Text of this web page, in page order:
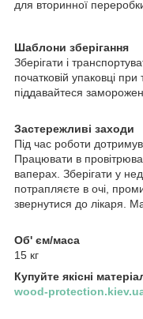
для вторинної
Шаблони зберігання
Зберігати і
початковій упаковці
піддавайтеся
Застережливі заходи
Під час роботи
Працювати в
ваперах. Зберігати у
потрапляєте в очі,
звернутися до лікаря.
Об' єм/маса
15 кг
Купуйте якісні
wood-